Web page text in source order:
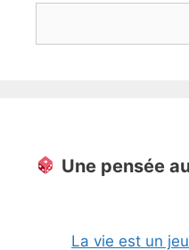
Une pensée
La vie est un